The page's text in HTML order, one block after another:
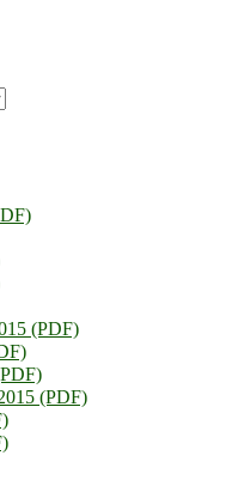
(PDF)
(PDF)